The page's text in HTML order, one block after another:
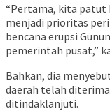
“Pertama, kita patut
menjadi prioritas
bencana erupsi
pemerintah pusat,”
Bahkan, dia
daerah telah
ditindaklanjuti.